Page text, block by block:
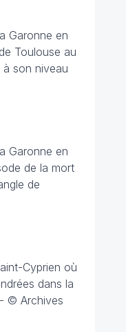
Garonne en
Toulouse au
son niveau
Garonne en
de la mort
de
Cyprien où
dans la
© Archives